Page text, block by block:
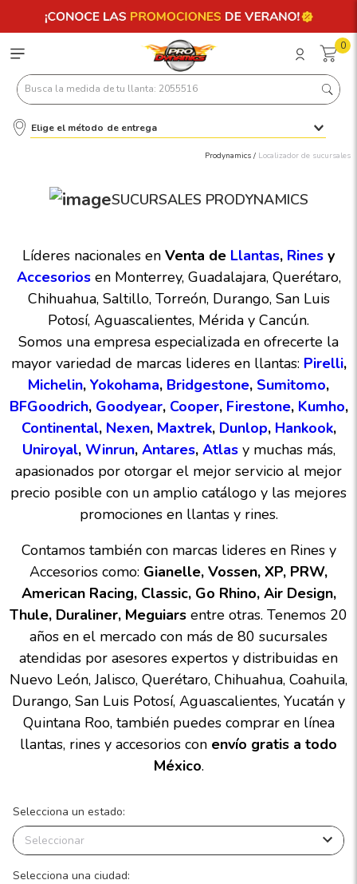
0
Busca la medida de tu llanta: 2055516
Elige el método de entrega
Prodynamics / Localizador de sucursales
SUCURSALES PRODYNAMICS
Líderes nacionales en Venta de Llantas, Rines y
Accesoriosen Monterrey, Guadalajara, Querétaro,
Chihuahua, Saltillo, Torreón, Durango, San Luis
Potosí, Aguascalientes, Mérida y Cancún.
Somos una empresa especializada en ofrecerte la
mayor variedad de marcas lideres en llantas: Pirelli,
Michelin, Yokohama, Bridgestone, Sumitomo,
BFGoodrich, Goodyear, Cooper, Firestone, Kumho,
Continental, Nexen, Maxtrek, Dunlop, Hankook,
Uniroyal, Winrun, Antares, Atlasy muchas más,
apasionados por otorgar el mejor servicio al mejor
precio posible con un amplio catálogo y las mejores
promociones en llantas y rines.
Contamos también con marcas lideres en Rines y
Accesorios como: Gianelle, Vossen, XP, PRW,
American Racing, Classic, Go Rhino, Air Design,
Thule, Duraliner, Meguiars entre otras. Tenemos 20
años en el mercado con más de 80 sucursales
atendidas por asesores expertos y distribuidas en
Nuevo León, Jalisco, Querétaro, Chihuahua, Coahuila,
Durango, San Luis Potosí, Aguascalientes, Yucatán y
Quintana Roo, también puedes comprar en línea
llantas, rines y accesorios con envío gratis a todo
México.
Selecciona un estado:
Seleccionar
Selecciona una ciudad:
Términos más buscados
llantas 205 55 16
5 205
6.185
195 65 15
8 .195
9.265
10.
175